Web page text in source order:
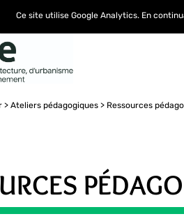
Ateliers pédagogiques Ressources
Ce site utilise Google Analytics. En